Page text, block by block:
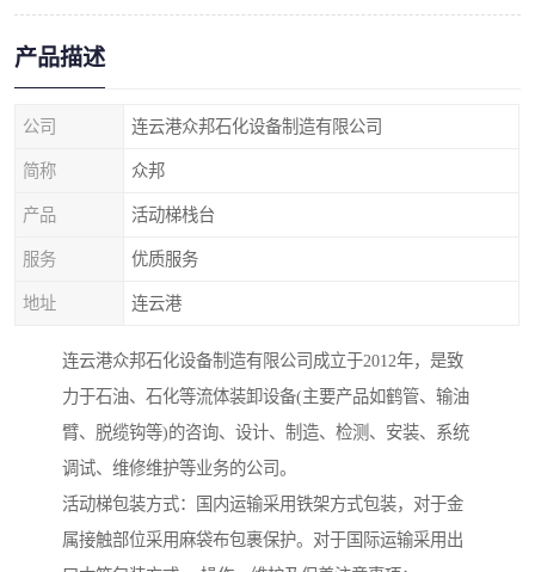
产品描述
公司 连云港众邦石化设备制造有限公司
简称 众邦
产品 活动梯栈台
服务 优质服务
地址 连云港
连云港众邦石化设备制造有限公司成立于2012年，是致
力于石油、石化等流体装卸设备(主要产品如鹤管、输油
臂、脱缆钩等)的咨询、设计、制造、检测、安装、系统
调试、维修维护等业务的公司。
活动梯包装方式：国内运输采用铁架方式包装，对于金
属接触部位采用麻袋布包裹保护。对于国际运输采用出